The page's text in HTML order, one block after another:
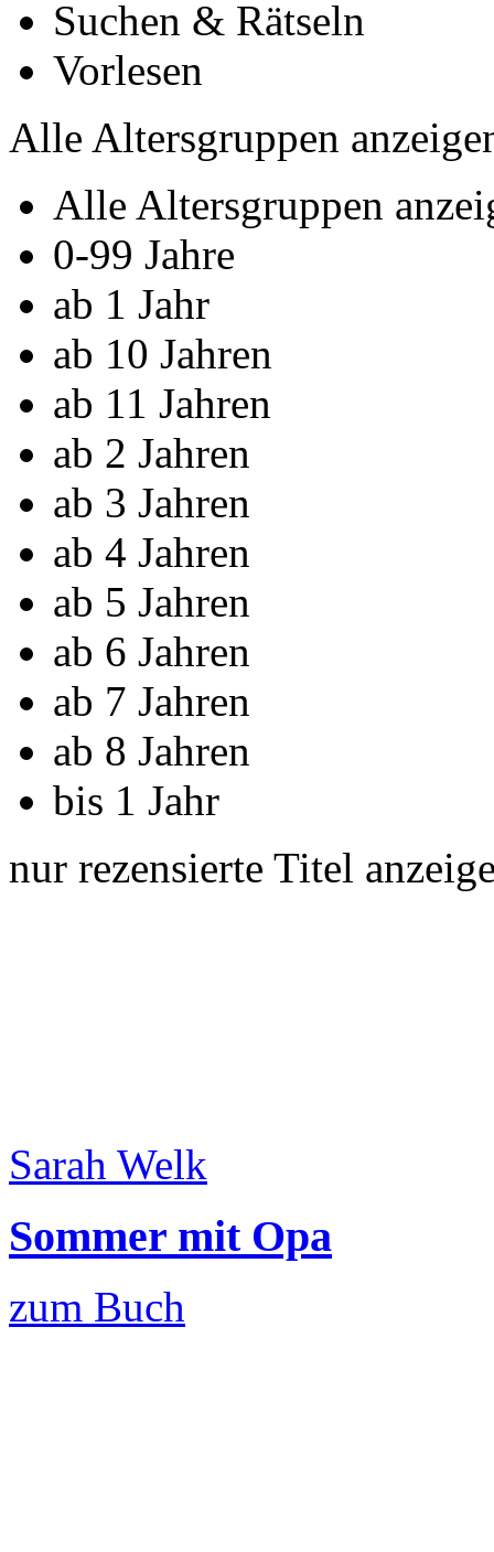
Suchen & Rätseln
Vorlesen
Alle Altersgruppen
Alle Altersgruppen
0-­99 Jahre
ab 1 Jahr
ab 10 Jahren
ab 11 Jahren
ab 2 Jahren
ab 3 Jahren
ab 4 Jahren
ab 5 Jahren
ab 6 Jahren
ab 7 Jahren
ab 8 Jahren
bis 1 Jahr
nur rezensierte Titel
Sarah Welk
Sommer mit Opa
zum Buch